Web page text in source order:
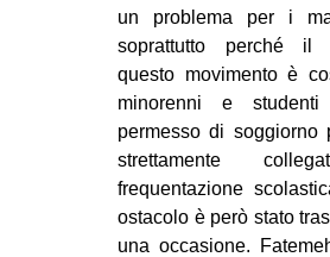
un problema per i
soprattutto perché il
questo movimento è
minorenni e studenti
permesso di soggiorno
strettamente
frequentazione
ostacolo è però stato
una occasione.